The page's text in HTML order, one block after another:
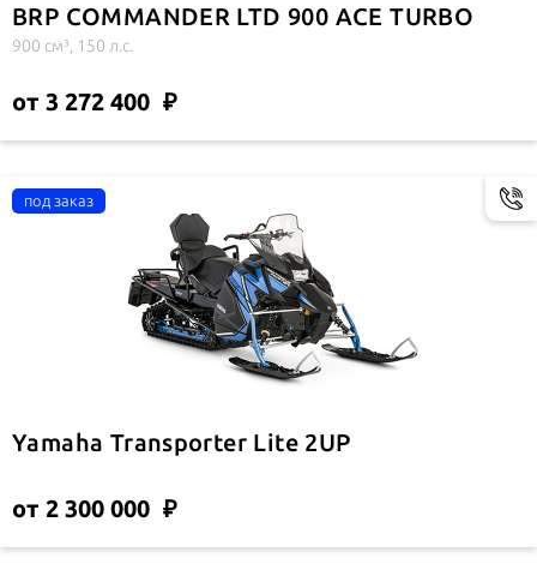
BRP COMMANDER LTD 900 ACE TURBO
900 см³, 150 л.с.
от 3 272 400
Yamaha Transporter Lite 2UP
от 2 300 000